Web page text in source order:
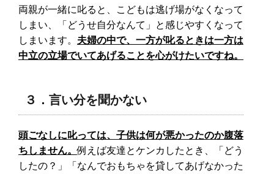
両親が一緒に叱ると、こどもは逃げ場がなくなって
しまい、「どうせ自分なんて」と感じやすくなって
しまいます。 夫婦の中で、一方が叱るときは一方は
中立の立場でいてあげることを心がけたいですね。
３．言い分を聞かない
頭ごなしに叱っては、子供は何が悪かったのか腹落
ちしません。例えば友達とケンカしたとき、「どう
したの？」「なんでおもちゃを貸してあげなかった